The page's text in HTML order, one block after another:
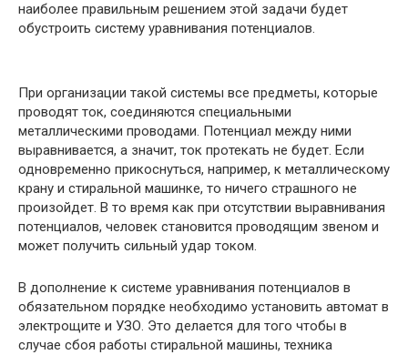
наиболее правильным решением этой задачи будет
обустроить систему уравнивания потенциалов.
При организации такой системы все предметы, которые
проводят ток, соединяются специальными
металлическими проводами. Потенциал между ними
выравнивается, а значит, ток протекать не будет. Если
одновременно прикоснуться, например, к металлическому
крану и стиральной машинке, то ничего страшного не
произойдет. В то время как при отсутствии выравнивания
потенциалов, человек становится проводящим звеном и
может получить сильный удар током.
В дополнение к системе уравнивания потенциалов в
обязательном порядке необходимо установить автомат в
электрощите и УЗО. Это делается для того чтобы в
случае сбоя работы стиральной машины, техника